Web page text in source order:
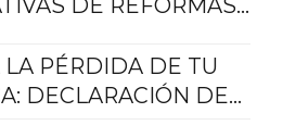
DE REFORMAS
LA PÉRDIDA DE TU
DECLARACIÓN DE